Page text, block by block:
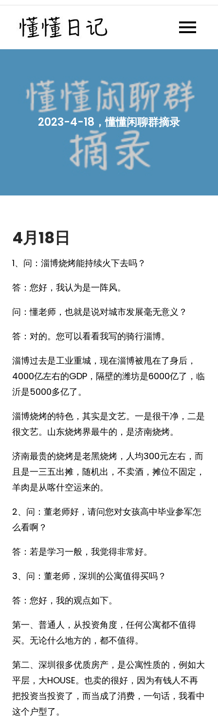
Skip
content
懂懂日记网每天同步更新懂懂学
2023-4-18，懂懂闲聊群摘录
4月18日
1、问：淄博烧烤能持续火下去吗？
答：您好，我认为是一阵风。
问：懂老师，也就是说对城市发展毫无意义？
答：对的。您可以看看我写的骑行淄博。
淄博过去是工业重城，现在淄博被甩在了身后，
4000亿左右的GDP，隔壁的潍坊是6000亿了，临
沂是5000多亿了。
淄博烧烤的特色，其实是文艺。一是很干净，二是
很文艺。山东烧烤界最牛的，是济南烧烤。
济南最贵的烧烤是老黑烧烤，人均300元左右，而
且是一三五出摊，随机出，不卖酒，摊位不固定，
羊肉是从喀什空运来的。
2、问：董老师好，请问您对女孩高中毕业参军怎
么看啊？
答：若是学习一般，我觉得非常好。
3、问：董老师，深圳的公寓值得买吗？
答：您好，我的观点如下。
第一、普通人，从投资角度，任何公寓都不值得
买。无论什么地方的，都不值得。
第二、深圳很多优质房产，是公寓性质的，例如大
平层，大HOUSE。也卖的很好，因为有钱人不再
把投资当投资了，而当成了消费，一句话，我看中
这个户型了。